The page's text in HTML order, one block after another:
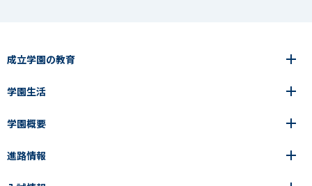
成立学園の教育
6年間の一貫教育
中学校
高等学校
成立メソッド
中学校
学園生活
年間行事
施設紹介
学園概要
学園の歩み
進路情報